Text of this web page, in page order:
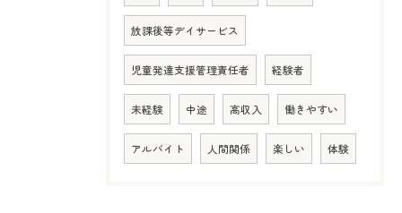
放課後等デイサービス
児童発達支援管理責任者 経験者
未経験 中途 高収入 働きやすい
アルバイト 人間関係 楽しい 体験